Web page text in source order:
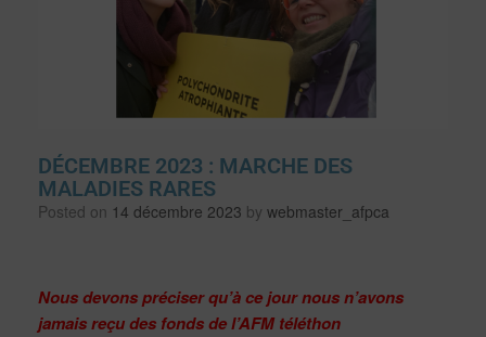
DÉCEMBRE 2023 : MARCHE DES
MALADIES RARES
Posted on 14 décembre 2023 by webmaster_afpca
Nous devons préciser qu’à ce jour nous n’avons
jamais reçu des fonds de l’AFM téléthon